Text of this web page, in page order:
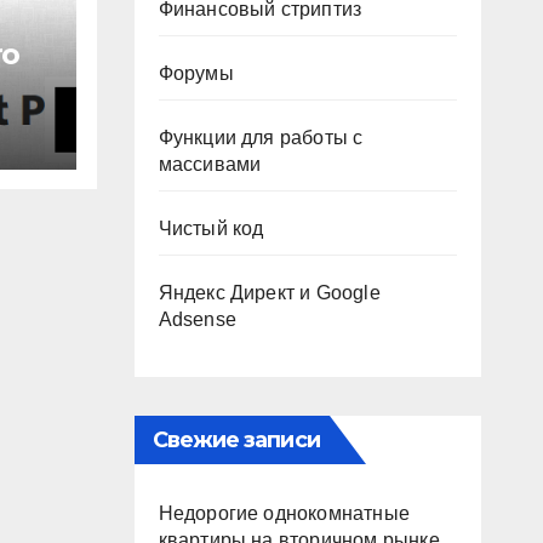
Финансовый стриптиз
Форумы
Функции для работы с
массивами
Чистый код
Яндекс Директ и Google
Adsense
Свежие записи
Недорогие однокомнатные